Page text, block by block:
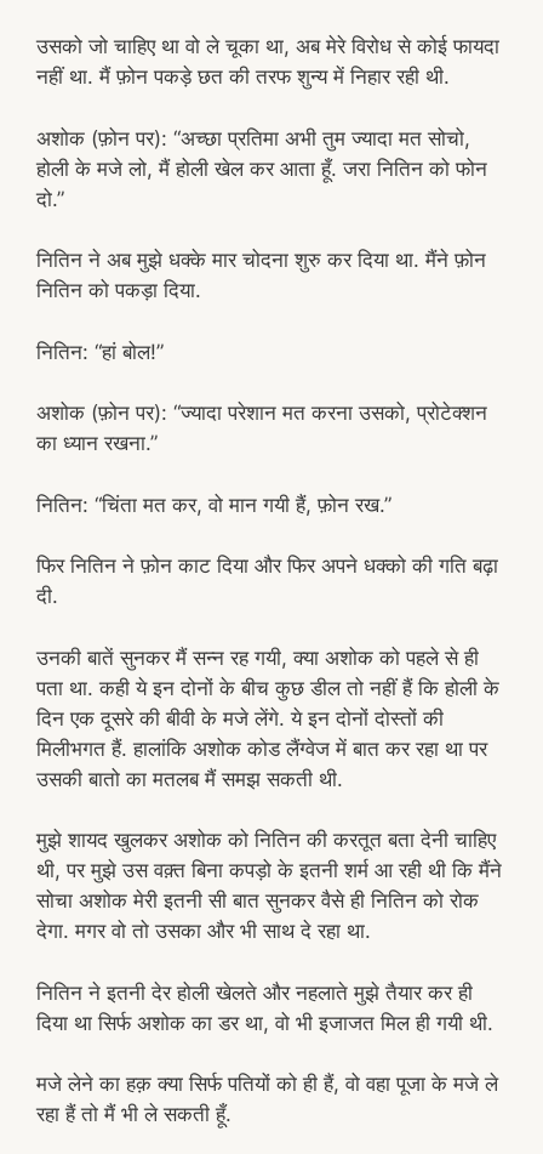
उसको जो चाहिए था वो ले चूका था, अब मेरे विरोध से कोई फायदा
नहीं था. मैं फ़ोन पकड़े छत की तरफ शुन्य में निहार रही थी.
अशोक (फ़ोन पर): “अच्छा प्रतिमा अभी तुम ज्यादा मत सोचो,
होली के मजे लो, मैं होली खेल कर आता हूँ. जरा नितिन को फोन
दो.”
नितिन ने अब मुझे धक्के मार चोदना शुरु कर दिया था. मैंने फ़ोन
नितिन को पकड़ा दिया.
नितिन: “हां बोल!”
अशोक (फ़ोन पर): “ज्यादा परेशान मत करना उसको, प्रोटेक्शन
का ध्यान रखना.”
नितिन: “चिंता मत कर, वो मान गयी हैं, फ़ोन रख.”
फिर नितिन ने फ़ोन काट दिया और फिर अपने धक्को की गति बढ़ा
दी.
उनकी बातें सुनकर मैं सन्न रह गयी, क्या अशोक को पहले से ही
पता था. कही ये इन दोनों के बीच कुछ डील तो नहीं हैं कि होली के
दिन एक दूसरे की बीवी के मजे लेंगे. ये इन दोनों दोस्तों की
मिलीभगत हैं. हालांकि अशोक कोड लैंग्वेज में बात कर रहा था पर
उसकी बातो का मतलब मैं समझ सकती थी.
मुझे शायद खुलकर अशोक को नितिन की करतूत बता देनी चाहिए
थी, पर मुझे उस वक़्त बिना कपड़ो के इतनी शर्म आ रही थी कि मैंने
सोचा अशोक मेरी इतनी सी बात सुनकर वैसे ही नितिन को रोक
देगा. मगर वो तो उसका और भी साथ दे रहा था.
नितिन ने इतनी देर होली खेलते और नहलाते मुझे तैयार कर ही
दिया था सिर्फ अशोक का डर था, वो भी इजाजत मिल ही गयी थी.
मजे लेने का हक़ क्या सिर्फ पतियों को ही हैं, वो वहा पूजा के मजे ले
रहा हैं तो मैं भी ले सकती हूँ.